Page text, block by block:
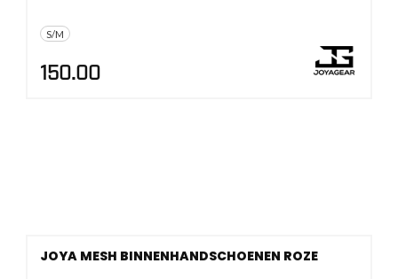
S/M
150.00
JOYA MESH BINNENHANDSCHOENEN ROZE